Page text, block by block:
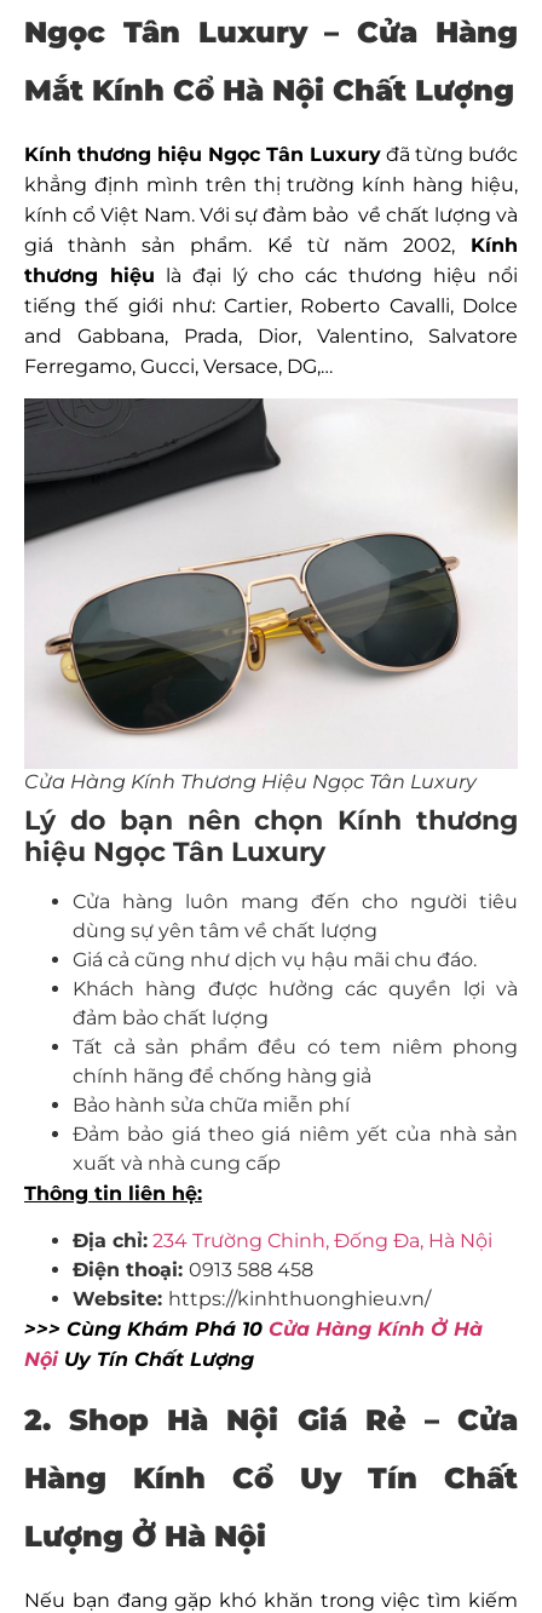
Ngọc Tân Luxury– Cửa Hàng
Mắt Kính Cổ Hà Nội Chất Lượng
Kính thương hiệu Ngọc Tân Luxury đã từng bước
khẳng định mình trên thị trường kính hàng hiệu,
kính cổ Việt Nam. Với sự đảm bảo về chất lượng và
giáthành sản phẩm. Kể từnăm 2002,Kính
thương hiệu là đại lýcho cácthương hiệu nổi
tiếng thế giới như: Cartier, Roberto Cavalli,Dolce
and Gabbana, Prada, Dior, Valentino, Salvatore
Ferregamo, Gucci, Versace, DG,…
Cửa Hàng Kính Thương Hiệu Ngọc Tân Luxury
Lý do bạn nên chọn Kính thương
hiệu Ngọc Tân Luxury
Cửa hàng luôn mang đến cho người tiêu
dùng sự yên tâm về chất lượng
Giá cả cũng như dịch vụ hậu mãi chu đáo.
Khách hàng được hưởng các quyền lợi và
đảm bảo chất lượng
Tất cả sản phẩm đều có tem niêm phong
chính hãng để chống hàng giả
Bảo hành sửa chữa miễn phí
Đảm bảo giá theo giá niêm yết của nhà sản
xuất và nhà cung cấp
Thông tin liên hệ:
Địa chỉ: 234 Trường Chinh, Đống Đa, Hà Nội
Điện thoại: 0913 588 458
Website: https://kinhthuonghieu.vn/
>>> Cùng Khám Phá 10 Cửa Hàng Kính Ở Hà
NộiUy Tín Chất Lượng
2. Shop Hà Nội Giá Rẻ – Cửa
Hàng Kính Cổ Uy Tín Chất
Lượng Ở Hà Nội
Nếu bạn đang gặp khó khăn trong việc tìm kiếm